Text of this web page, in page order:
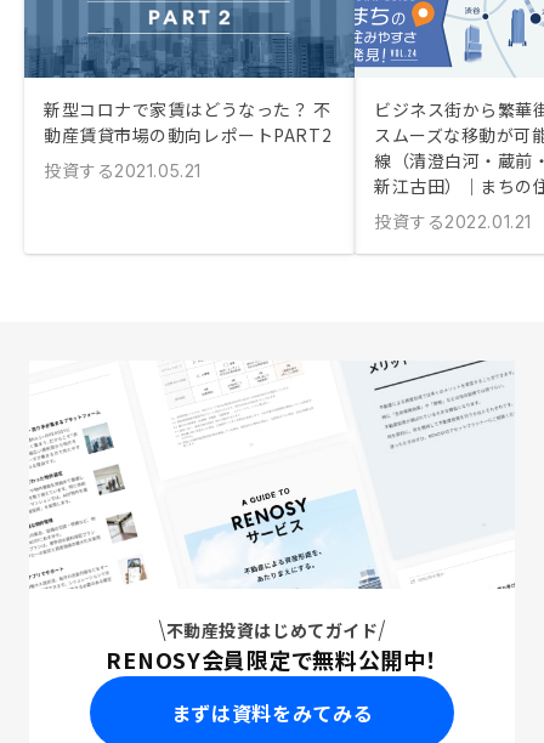
新型コロナで家賃はどうなった？ 不
動産賃貸市場の動向レポートPART2
投資する2021.05.21
ビジネス街から繁華
スムーズな移動が可
線（清澄白河・蔵前
新江古田）｜まちの
投資する2022.01.21
不動産投資はじめてガイド
RENOSY会員限定で無料公開中！
まずは資料をみてみる